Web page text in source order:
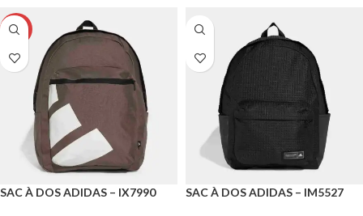
-19%
SAC À DOS ADIDAS – IX7990 SAC À DOS ADIDAS – IM5527